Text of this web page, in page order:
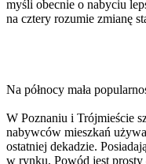
myśli obecnie o nabyciu
na cztery rozumie zmianę
Na północy mała
W Poznaniu i Trójmieście
nabywców mieszkań
ostatniej dekadzie.
w rynku. Powód jest